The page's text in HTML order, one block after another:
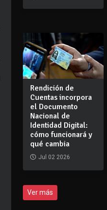
Rendición de
Cuentas incorpora
el Documento
Nacional de
Identidad Digital:
cómo funcionará y
qué cambia
Jul 02 2026
Ver más